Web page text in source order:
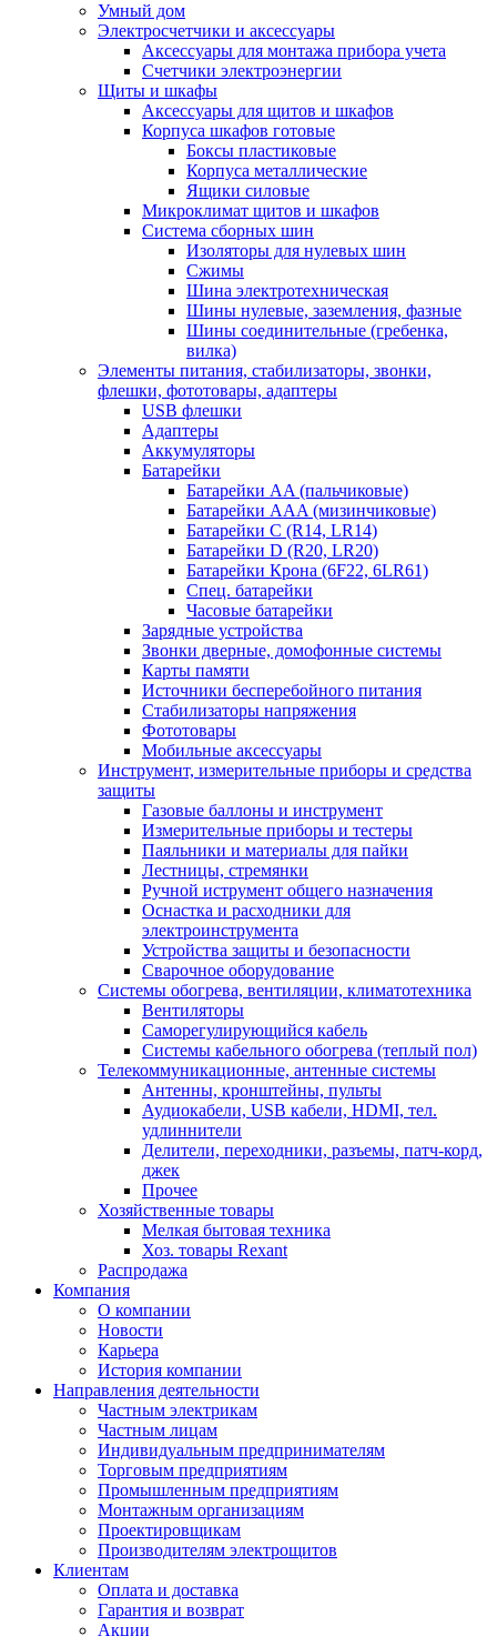
Умный дом
Электросчетчики и аксессуары
Аксессуары для монтажа прибора учета
Счетчики электроэнергии
Щиты и шкафы
Аксессуары для щитов и шкафов
Корпуса шкафов готовые
Боксы пластиковые
Корпуса металлические
Ящики силовые
Микроклимат щитов и шкафов
Система сборных шин
Изоляторы для нулевых шин
Сжимы
Шина электротехническая
Шины нулевые, заземления, фазные
Шины соединительные (гребенка,
вилка)
Элементы питания, стабилизаторы, звонки,
флешки, фототовары, адаптеры
USB флешки
Адаптеры
Аккумуляторы
Батарейки
Батарейки AA (пальчиковые)
Батарейки AAA (мизинчиковые)
Батарейки C (R14, LR14)
Батарейки D (R20, LR20)
Батарейки Крона (6F22, 6LR61)
Спец. батарейки
Часовые батарейки
Зарядные устройства
Звонки дверные, домофонные системы
Карты памяти
Источники бесперебойного питания
Стабилизаторы напряжения
Фототовары
Мобильные аксессуары
Инструмент, измерительные приборы и средства
защиты
Газовые баллоны и инструмент
Измерительные приборы и тестеры
Паяльники и материалы для пайки
Лестницы, стремянки
Ручной иструмент общего назначения
Оснастка и расходники для
электроинструмента
Устройства защиты и безопасности
Сварочное оборудование
Системы обогрева, вентиляции, климатотехника
Вентиляторы
Саморегулирующийся кабель
Системы кабельного обогрева (теплый пол)
Телекоммуникационные, антенные системы
Антенны, кронштейны, пульты
Аудиокабели, USB кабели, HDMI, тел.
удлиннители
Делители, переходники, разъемы, патч-корд,
джек
Прочее
Хозяйственные товары
Мелкая бытовая техника
Хоз. товары Rexant
Распродажа
Компания
О компании
Новости
Карьера
История компании
Направления деятельности
Частным электрикам
Частным лицам
Индивидуальным предпринимателям
Торговым предприятиям
Промышленным предприятиям
Монтажным организациям
Проектировщикам
Производителям электрощитов
Клиентам
Оплата и доставка
Гарантия и возврат
Акции